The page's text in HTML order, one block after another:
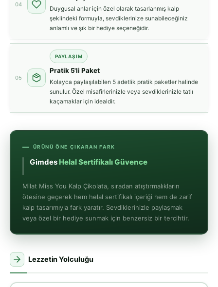
04
Duygusal anlar için özel olarak tasarlanmış kalp
şeklindeki formuyla, sevdiklerinize sunabileceğiniz
anlamlı ve şık bir hediye seçeneğidir.
05
PAYLAŞIM
Pratik 5'li Paket
Kolayca paylaşılabilen 5 adetlik pratik paketler halinde
sunulur. Özel misafirlerinizle veya sevdiklerinizle tatlı
kaçamaklar için idealdir.
ÜRÜNÜ ÖNE ÇIKARAN FARK
GimdesHelal Sertifikalı Güvence
Milat Miss You Kalp Çikolata, sıradan atıştırmalıkların
ötesine geçerek hem helal sertifikalı içeriği hem de zarif
kalp tasarımıyla fark yaratır. Sevdiklerinizle paylaşmak
veya özel bir hediye sunmak için benzersiz bir tercihtir.
Lezzetin Yolculuğu